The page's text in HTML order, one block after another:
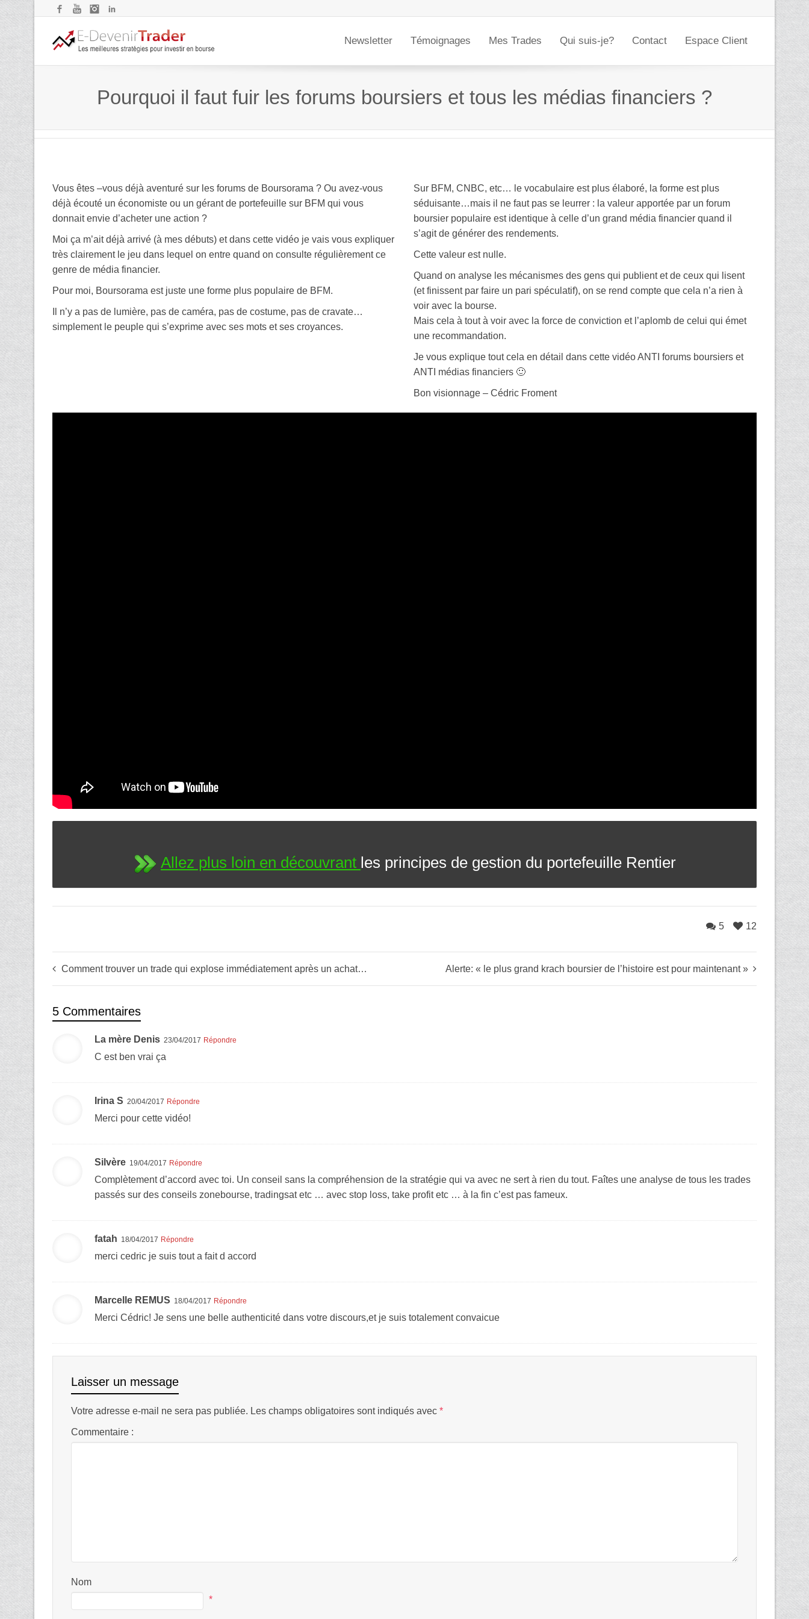
FacebookYouTubeInstagram
Newsletter Témoignages Mes Trades Qui suis-je? Contact Espace Client
Pourquoi il faut fuir les forums boursiers et tous les médias financiers ?
Vous êtes –vous déjà aventuré sur les forums de Boursorama ? Ou avez-vous
déjà écouté un économiste ou un gérant de portefeuille sur BFM qui vous
donnait envie d’acheter une action ?
Moi ça m’ait déjà arrivé (à mes débuts) et dans cette vidéo je vais vous expliquer
très clairement le jeu dans lequel on entre quand on consulte régulièrement ce
genre de média financier.
Pour moi, Boursorama est juste une forme plus populaire de BFM.
Il n’y a pas de lumière, pas de caméra, pas de costume, pas de cravate…
simplement le peuple qui s’exprime avec ses mots et ses croyances.
Sur BFM, CNBC, etc… le vocabulaire est plus élaboré, la forme est plus
séduisante…mais il ne faut pas se leurrer : la valeur apportée par un forum
boursier populaire est identique à celle d’un grand média financier quand il
s’agit de générer des rendements.
Cette valeur est nulle.
Quand on analyse les mécanismes des gens qui publient et de ceux qui lisent
(et finissent par faire un pari spéculatif), on se rend compte que cela n’a rien à
voir avec la bourse.
Mais cela à tout à voir avec la force de conviction et l’aplomb de celui qui émet
une recommandation.
Je vous explique tout cela en détail dans cette vidéo ANTI forums boursiers et
ANTI médias financiers 🙂
Bon visionnage – Cédric Froment
Allez plus loin en découvrant les principes de gestion du portefeuille Rentier
12
5
Comment trouver un trade qui explose immédiatement après un achat en bourse? (RDM) Alerte: « le plus grand krach boursier de l’histoire est pour maintenant »
5 Commentaires
La mère Denis 23/04/2017 Répondre
C est ben vrai ça
Irina S 20/04/2017 Répondre
Merci pour cette vidéo!
Silvère 19/04/2017 Répondre
Complètement d’accord avec toi. Un conseil sans la compréhension de la stratégie qui va avec ne sert à rien du tout. Faîtes une analyse de tous les trades
passés sur des conseils zonebourse, tradingsat etc … avec stop loss, take profit etc … à la fin c’est pas fameux.
fatah 18/04/2017 Répondre
merci cedric je suis tout a fait d accord
Marcelle REMUS 18/04/2017 Répondre
Merci Cédric! Je sens une belle authenticité dans votre discours,et je suis totalement convaicue
Laisser un message
Votre adresse e-mail ne sera pas publiée. Les champs obligatoires sont indiqués avec *
Commentaire :
Nom
*